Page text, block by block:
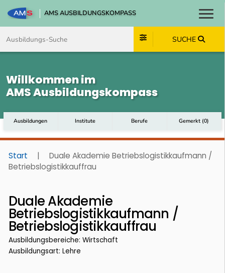
AMS AUSBILDUNGSKOMPASS
SUCHE
Willkommen im
AMS Ausbildungskompass
Ausbildungen Institute Berufe Gemerkt (0)
Start |
Duale Akademie Betriebslogistikkaufmann /
Betriebslogistikkauffrau
Duale Akademie
Betriebslogistikkaufmann /
Betriebslogistikkauffrau
Ausbildungsbereiche: Wirtschaft
Ausbildungsart: Lehre